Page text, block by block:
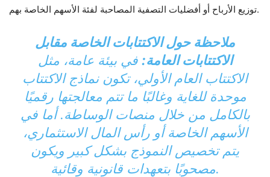
توزيع الأرباح أو أفضليات التصفية المصاحبة لفئة الأسهم الخاصة بهم.
ملاحظة حول الاكتتابات الخاصة مقابل
الاكتتابات العامة: في بيئة عامة، مثل
الاكتتاب العام الأولي، تكون نماذج الاكتتاب
موحدة للغاية وغالبًا ما تتم معالجتها رقميًا
بالكامل من خلال منصات الوساطة. أما في
الأسهم الخاصة أو رأس المال الاستثماري،
يتم تخصيص النموذج بشكل كبير ويكون
مصحوبًا بتعهدات قانونية وقائية.